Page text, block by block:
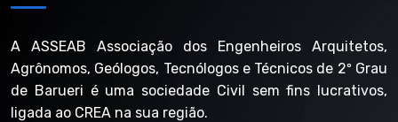
A ASSEAB Associação dos Engenheiros Arquitetos,
Agrônomos, Geólogos, Tecnólogos e Técnicos de 2º Grau
de Barueri é uma sociedade Civil sem fins lucrativos,
ligada ao CREA na sua região.